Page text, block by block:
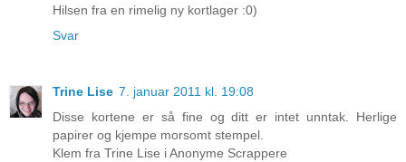
Hilsen fra en rimelig ny kortlager :0)
Svar
Trine Lise 7. januar 2011 kl. 19:08
Disse kortene er så fine og ditt er intet unntak. Herlige
papirer og kjempe morsomt stempel.
Klem fra Trine Lise i Anonyme Scrappere